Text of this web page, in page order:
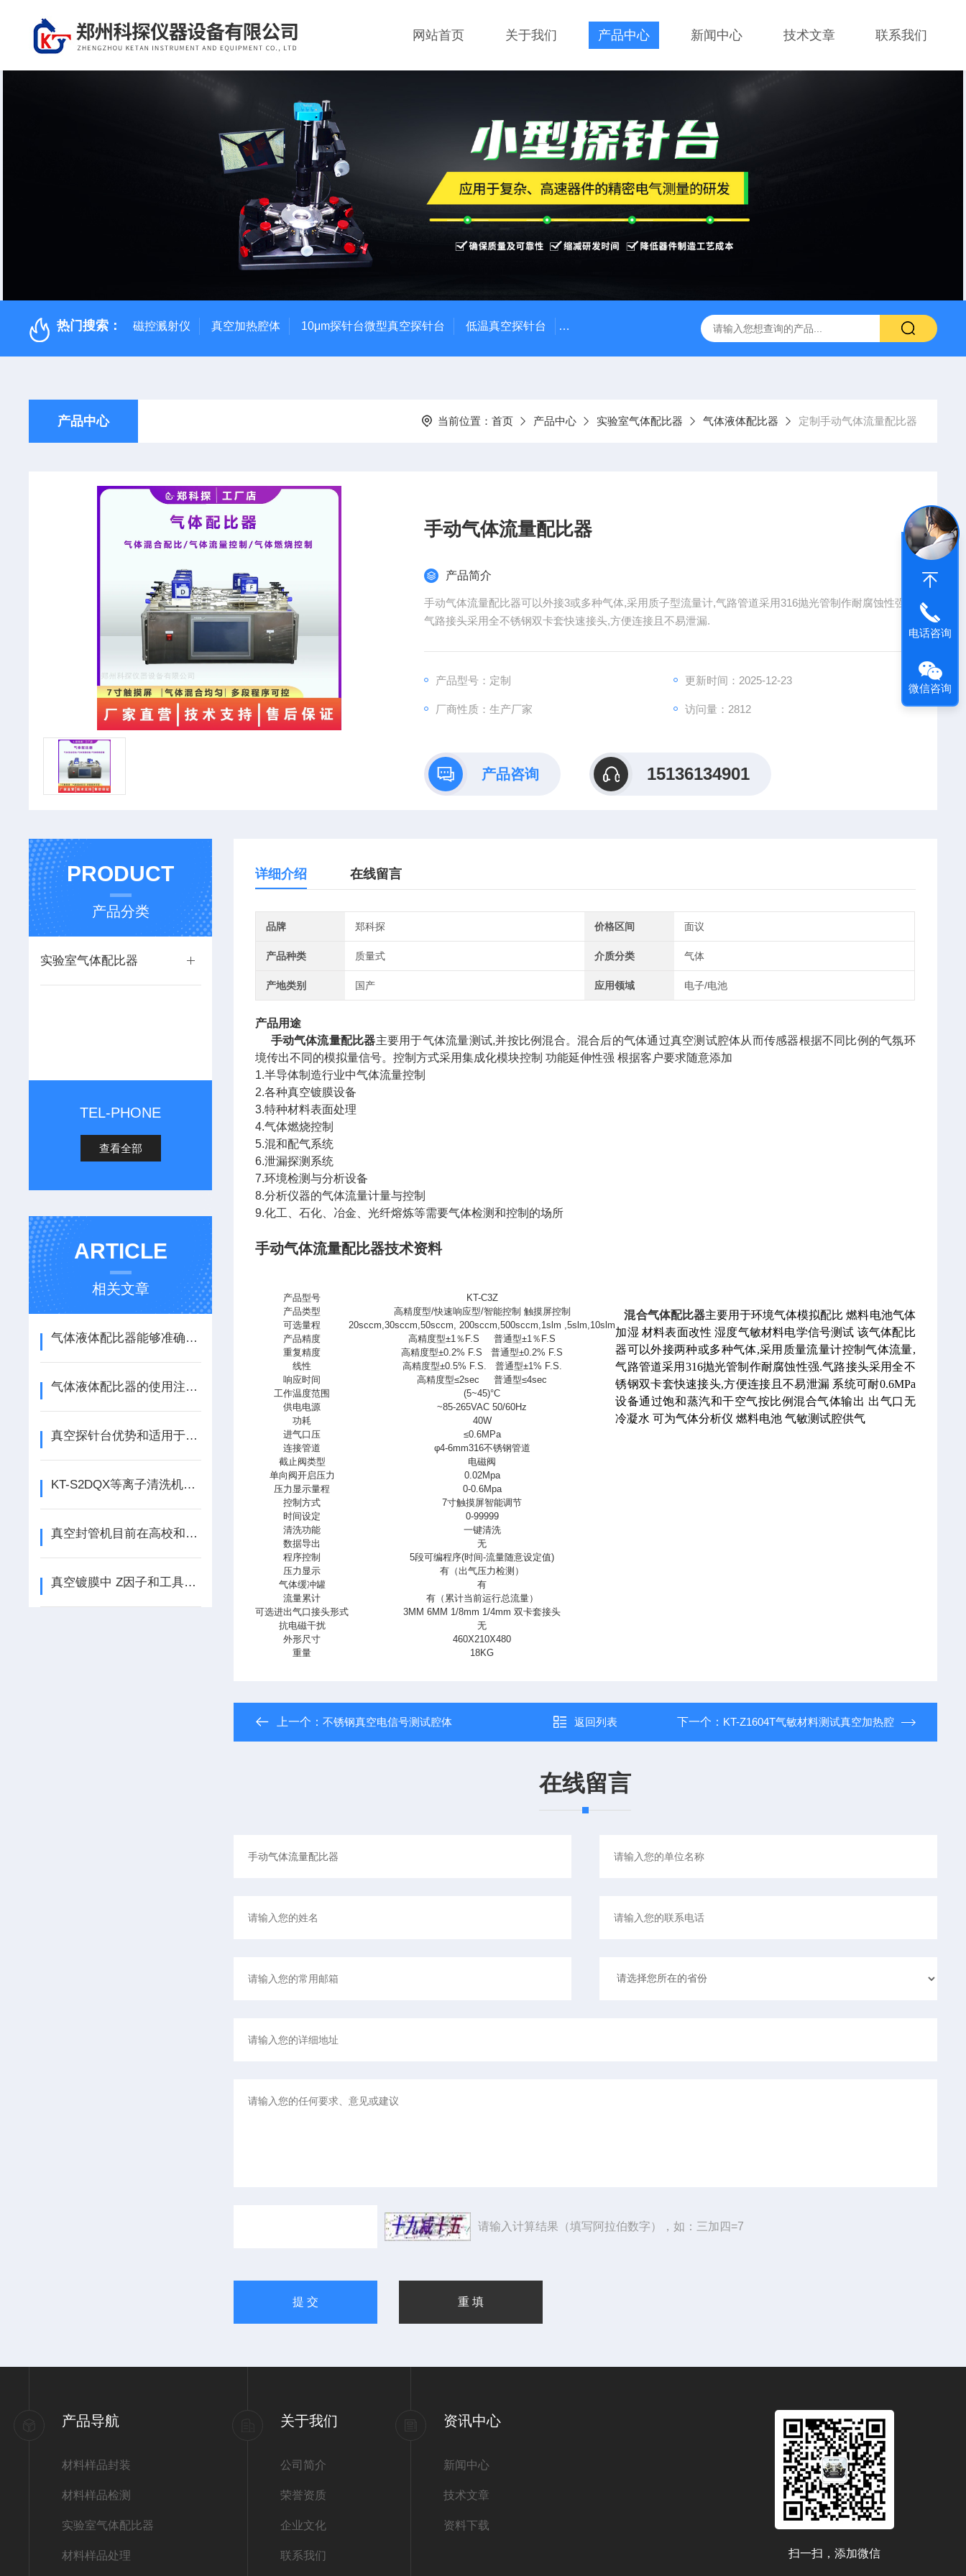
网站首页 关于我们 产品中心 新闻中心 技术文章 联系我们
热门搜索： 磁控溅射仪 真空加热腔体 10μm探针台微型真空探针台 低温真空探针台 小型蒸镀仪 定制不锈钢真空腔体 KT-Z4019MRL4T小型真空探针台
产品中心 当前位置： 首页 产品中心 实验室气体配比器 气体液体配比器 定制手动气体流量配比器
手动气体流量配比器
产品简介
手动气体流量配比器可以外接3或多种气体,采用质子型流量计,气路管道采用316抛光管制作耐腐蚀性强.
气路接头采用全不锈钢双卡套快速接头,方便连接且不易泄漏.
产品型号：定制 更新时间：2025-12-23
厂商性质：生产厂家 访问量：2812
产品咨询 15136134901
PRODUCT
产品分类
实验室气体配比器
TEL-PHONE
查看全部
ARTICLE
相关文章
气体液体配比器能够准确测量气体的流量和比例
气体液体配比器的使用注意事项
真空探针台优势和适用于那些科研
KT-S2DQX等离子清洗机总结
真空封管机目前在高校和科研院校得到应用广泛
真空镀膜中 Z因子和工具因子是什么？
详细介绍 在线留言
品牌 郑科探 价格区间 面议
产品种类 质量式 介质分类 气体
产地类别 国产 应用领域 电子/电池
产品用途
手动气体流量配比器主要用于气体流量测试,并按比例混合。混合后的气体通过真空测试腔体从而传感器根据不同比例的气氛环
境传出不同的模拟量信号。控制方式采用集成化模块控制 功能延伸性强 根据客户要求随意添加
1.半导体制造行业中气体流量控制
2.各种真空镀膜设备
3.特种材料表面处理
4.气体燃烧控制
5.混和配气系统
6.泄漏探测系统
7.环境检测与分析设备
8.分析仪器的气体流量计量与控制
9.化工、石化、冶金、光纤熔炼等需要气体检测和控制的场所
手动气体流量配比器技术资料
产品型号
KT-C3Z
产品类型
高精度型/快速响应型/智能控制 触摸屏控制
可选量程
20sccm,30sccm,50sccm, 200sccm,500sccm,1slm ,5slm,10slm
产品精度
高精度型±1％F.S 普通型±1％F.S
重复精度
高精度型±0.2% F.S 普通型±0.2% F.S
线性
高精度型±0.5% F.S. 普通型±1% F.S.
响应时间
高精度型≤2sec 普通型≤4sec
工作温度范围
(5~45)°C
供电电源
~85-265VAC 50/60Hz
功耗
40W
进气口压
≤0.6MPa
连接管道
φ4-6mm316不锈钢管道
截止阀类型
电磁阀
单向阀开启压力
0.02Mpa
压力显示量程
0-0.6Mpa
控制方式
7寸触摸屏智能调节
时间设定
0-99999
清洗功能
一键清洗
数据导出
无
程序控制
5段可编程序(时间-流量随意设定值)
压力显示
有（出气压力检测）
气体缓冲罐
有
流量累计
有（累计当前运行总流量）
可选进出气口接头形式
3MM 6MM 1/8mm 1/4mm 双卡套接头
抗电磁干扰
无
外形尺寸
460X210X480
重量
18KG
混合气体配比器主要用于环境气体模拟配比 燃料电池气体
加湿 材料表面改性 湿度气敏材料电学信号测试 该气体配比
器可以外接两种或多种气体,采用质量流量计控制气体流量,
气路管道采用316抛光管制作耐腐蚀性强.气路接头采用全不
锈钢双卡套快速接头,方便连接且不易泄漏 系统可耐0.6MPa
设备通过饱和蒸汽和干空气按比例混合气体输出 出气口无
冷凝水 可为气体分析仪 燃料电池 气敏测试腔供气
上一个：不锈钢真空电信号测试腔体 返回列表 下一个： KT-Z1604T气敏材料测试真空加热腔
在线留言
请输入计算结果（填写阿拉伯数字），如：三加四=7
产品导航
材料样品封装
材料样品检测
实验室气体配比器
材料样品处理
关于我们
公司简介
荣誉资质
企业文化
联系我们
资讯中心
新闻中心
技术文章
资料下载
扫一扫，添加微信
电话咨询
微信咨询